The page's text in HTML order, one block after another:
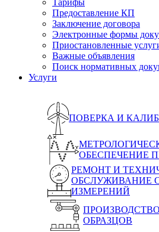
Предоставление КП
Заключение договора
Электронные формы
Приостановленные
Важные объявления
Поиск нормативных
Услуги
ПОВЕРКА И
ОБЕСПЕЧЕНИЕ
РЕМОНТ И
ОБСЛУЖИВАНИЕ
ИЗМЕРЕНИЙ
ОБРАЗЦОВ